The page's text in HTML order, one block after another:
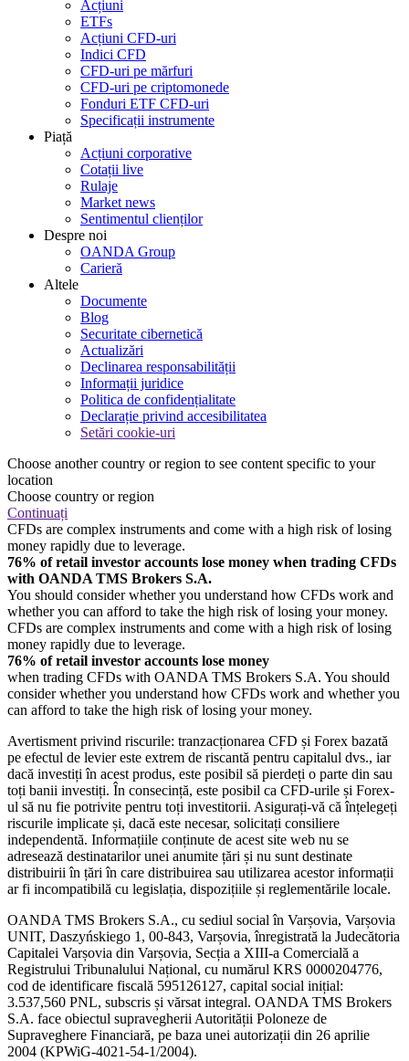
Acțiuni
ETFs
Acțiuni CFD-uri
Indici CFD
CFD-uri pe mărfuri
CFD-uri pe criptomonede
Fonduri ETF CFD-uri
Specificații instrumente
Piață
Acțiuni corporative
Cotații live
Rulaje
Market news
Sentimentul clienților
Despre noi
OANDA Group
Carieră
Altele
Documente
Blog
Securitate cibernetică
Actualizări
Declinarea responsabilității
Informații juridice
Politica de confidențialitate
Declarație privind accesibilitatea
Setări cookie-uri
Choose another country or region to see content specific to your
location
Choose country or region
Continuați
CFDs are complex instruments and come with a high risk of losing
money rapidly due to leverage.
76% of retail investor accounts lose money when trading CFDs
with OANDA TMS Brokers S.A.
You should consider whether you understand how CFDs work and
whether you can afford to take the high risk of losing your money.
CFDs are complex instruments and come with a high risk of losing
money rapidly due to leverage.
76% of retail investor accounts lose money
when trading CFDs with OANDA TMS Brokers S.A. You should
consider whether you understand how CFDs work and whether you
can afford to take the high risk of losing your money.
Avertisment privind riscurile: tranzacționarea CFD și Forex bazată
pe efectul de levier este extrem de riscantă pentru capitalul dvs., iar
dacă investiți în acest produs, este posibil să pierdeți o parte din sau
toți banii investiți. În consecință, este posibil ca CFD-urile și Forex-
ul să nu fie potrivite pentru toți investitorii. Asigurați-vă că înțelegeți
riscurile implicate și, dacă este necesar, solicitați consiliere
independentă. Informațiile conținute de acest site web nu se
adresează destinatarilor unei anumite țări și nu sunt destinate
distribuirii în țări în care distribuirea sau utilizarea acestor informații
ar fi incompatibilă cu legislația, dispozițiile și reglementările locale.
OANDA TMS Brokers S.A., cu sediul social în Varșovia, Varșovia
UNIT, Daszyńskiego 1, 00-843, Varșovia, înregistrată la Judecătoria
Capitalei Varșovia din Varșovia, Secția a XIII-a Comercială a
Registrului Tribunalului Național, cu numărul KRS 0000204776,
cod de identificare fiscală 595126127, capital social inițial:
3.537,560 PNL, subscris și vărsat integral. OANDA TMS Brokers
S.A. face obiectul supravegherii Autorității Poloneze de
Supraveghere Financiară, pe baza unei autorizații din 26 aprilie
2004 (KPWiG-4021-54-1/2004).